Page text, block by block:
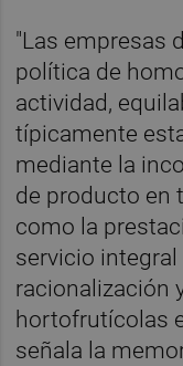
"Las empresas
política de
actividad,
típicamente
mediante la
de producto en
como la
servicio
racionalización
hortofrutícolas
señala la